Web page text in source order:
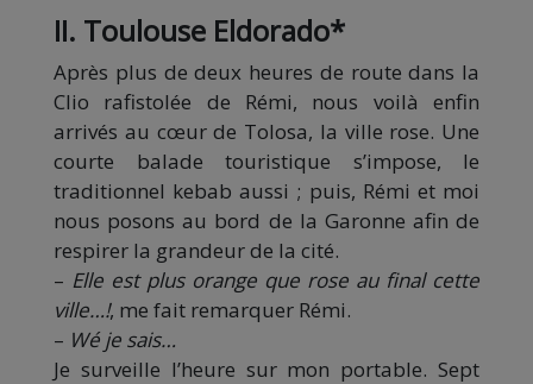
II. Toulouse Eldorado*
Après plus de deux heures de route dans la
Clio rafistolée de Rémi, nous voilà enfin
arrivés au cœur de Tolosa, la ville rose. Une
courte balade touristique s’impose, le
traditionnel kebab aussi ; puis, Rémi et moi
nous posons au bord de la Garonne afin de
respirer la grandeur de la cité.
– Elle est plus orange que rose au final cette
ville…!, me fait remarquer Rémi.
– Wé je sais…
Je surveille l’heure sur mon portable. Sept